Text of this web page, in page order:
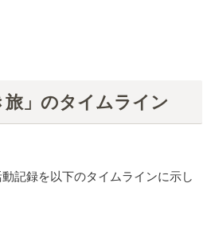
旅」のタイムライン
動記録を以下のタイムラインに示し